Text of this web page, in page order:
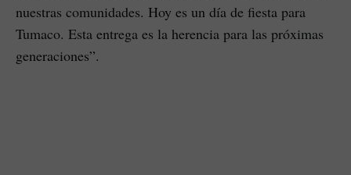
nuestras comunidades. Hoy es un día de fiesta para
Tumaco. Esta entrega es la herencia para las próximas
generaciones”.